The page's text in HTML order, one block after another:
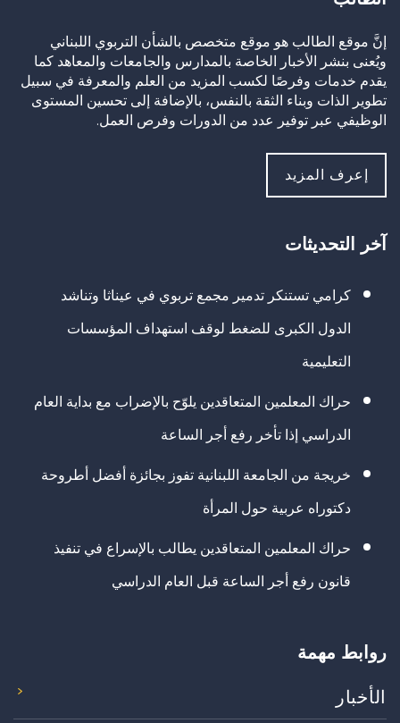
إنَّ موقع الطالب هو موقع متخصص بالشأن التربوي اللبناني
ويُعنى بنشر الأخبار الخاصة بالمدارس والجامعات والمعاهد كما
يقدم خدمات وفرصًا لكسب المزيد من العلم والمعرفة في سبيل
تطوير الذات وبناء الثقة بالنفس، بالإضافة إلى تحسين المستوى
الوظيفي عبر توفير عدد من الدورات وفرص العمل.
إعرف المزيد
آخر التحديثات
كرامي تستنكر تدمير مجمع تربوي في عيناثا وتناشد
الدول الكبرى للضغط لوقف استهداف المؤسسات
التعليمية
حراك المعلمين المتعاقدين يلوّح بالإضراب مع بداية العام
الدراسي إذا تأخر رفع أجر الساعة
خريجة من الجامعة اللبنانية تفوز بجائزة أفضل أطروحة
دكتوراه عربية حول المرأة
حراك المعلمين المتعاقدين يطالب بالإسراع في تنفيذ
قانون رفع أجر الساعة قبل العام الدراسي
روابط مهمة
الأخبار